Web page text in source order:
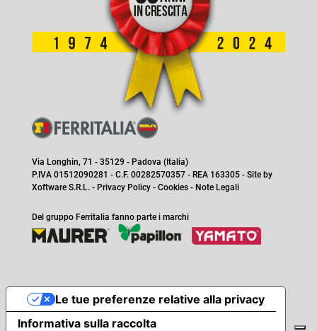
Via Longhin, 71 - 35129 - Padova (Italia)
P.IVA 01512090281 - C.F. 00282570357 - REA 163305 - Site by
Xoftware S.R.L. - Privacy Policy - Cookies - Note Legali
Del gruppo Ferritalia fanno parte i marchi
Informativa sulla raccolta
Le tue preferenze relative alla privacy